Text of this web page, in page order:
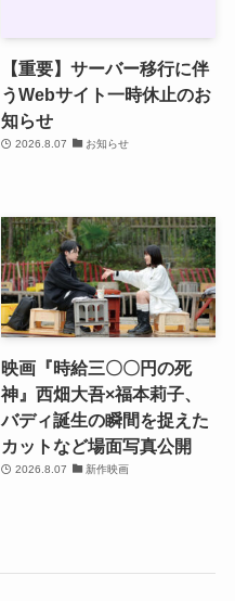
【重要】サーバー移行に伴
うWebサイト一時休止のお
知らせ
2026.8.07 お知らせ
映画『時給三〇〇円の死
神』西畑大吾×福本莉子、
バディ誕生の瞬間を捉えた
カットなど場面写真公開
2026.8.07 新作映画